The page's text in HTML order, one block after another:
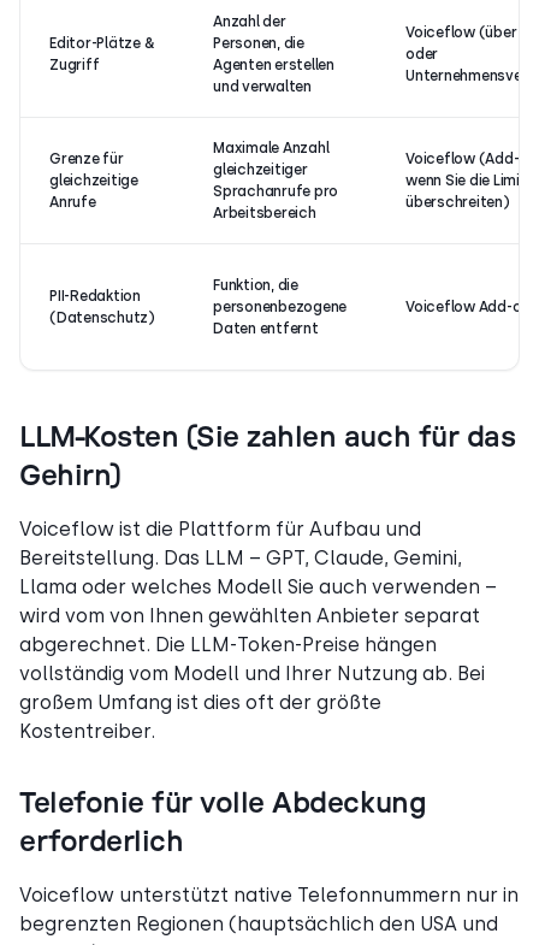
Editor-Plätze &
Zugriff
Anzahl der
Personen, die
Agenten erstellen
und verwalten
Voiceflow (über
oder
Grenze für
gleichzeitige
Anrufe
Maximale Anzahl
gleichzeitiger
Sprachanrufe pro
Arbeitsbereich
Voiceflow (Add-on,
wenn Sie die Limits
überschreiten)
PII-Redaktion
(Datenschutz)
Funktion, die
personenbezogene
Daten entfernt
Voiceflow Add-on
LLM-Kosten (Sie zahlen auch für das
Gehirn)
Voiceflow ist die Plattform für Aufbau und
Bereitstellung. Das LLM – GPT, Claude, Gemini,
Llama oder welches Modell Sie auch verwenden –
wird vom von Ihnen gewählten Anbieter separat
abgerechnet. Die LLM-Token-Preise hängen
vollständig vom Modell und Ihrer Nutzung ab. Bei
großem Umfang ist dies oft der größte
Kostentreiber.
Telefonie für volle Abdeckung
erforderlich
Voiceflow unterstützt native Telefonnummern nur in
begrenzten Regionen (hauptsächlich den USA und